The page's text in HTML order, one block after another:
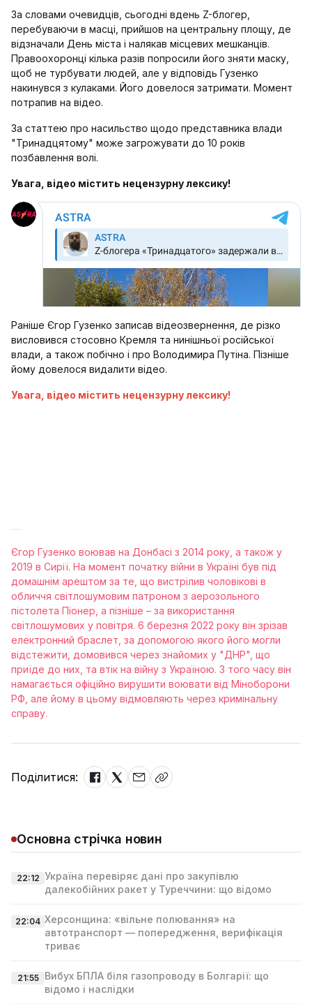
За словами очевидців, сьогодні вдень Z-блогер,
перебуваючи в масці, прийшов на центральну площу, де
відзначали День міста і налякав місцевих мешканців.
Правоохоронці кілька разів попросили його зняти маску,
щоб не турбувати людей, але у відповідь Гузенко
накинувся з кулаками. Його довелося затримати. Момент
потрапив на відео.
За статтею про насильство щодо представника влади
"Тринадцятому" може загрожувати до 10 років
позбавлення волі.
Увага, відео містить нецензурну лексику!
Раніше Єгор Гузенко записав відеозвернення, де різко
висловився стосовно Кремля та нинішньої російської
влади, а також побічно і про Володимира Путіна. Пізніше
йому довелося видалити відео.
Увага, відео містить нецензурну лексику!
Єгор Гузенко воював на Донбасі з 2014 року, а також у
2019 в Сирії. На момент початку війни в Україні був під
домашнім арештом за те, що вистрілив чоловікові в
обличчя світлошумовим патроном з аерозольного
пістолета Піонер, а пізніше – за використання
світлошумових у повітря. 6 березня 2022 року він зрізав
електронний браслет, за допомогою якого його могли
відстежити, домовився через знайомих у "ДНР", що
приїде до них, та втік на війну з Україною. З того часу він
намагається офіційно вирушити воювати від Міноборони
РФ, але йому в цьому відмовляють через кримінальну
справу.
Поділитися:
Основна стрічка новин
22:12 Україна перевіряє дані про закупівлю
далекобійних ракет у Туреччини: що відомо
22:04 Херсонщина: «вільне полювання» на
автотранспорт — попередження, верифікація
триває
21:55
Вибух БПЛА біля газопроводу в Болгарії: що
відомо і наслідки